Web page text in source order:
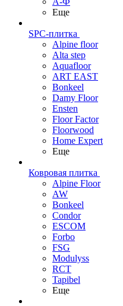
Еще
SPC-плитка
Alpine floor
Alta step
Aquafloor
ART EAST
Bonkeel
Damy Floor
Ensten
Floor Factor
Floorwood
Home Expert
Еще
Ковровая плитка
Alpine Floor
AW
Bonkeel
Condor
ESCOM
Forbo
FSG
Modulyss
RCT
Tapibel
Еще